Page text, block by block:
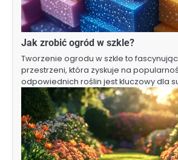
Jak zrobić ogród w szkle?
Tworzenie ogrodu w szkle to
przestrzeni, która zyskuje na
odpowiednich roślin jest kluczowy dla